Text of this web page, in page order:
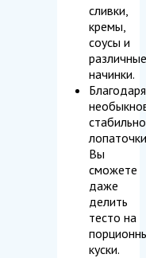
сливки,
кремы,
соусы и
различные
начинки.
Благодаря
Вы
сможете
даже
делить
тесто на
куски.